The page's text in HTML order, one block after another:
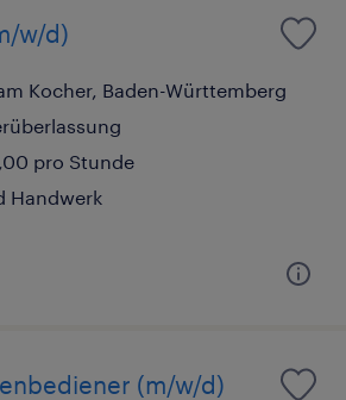
w/d)
Kocher, Baden-Württemberg
pro Stunde
Handwerk
(m/w/d)